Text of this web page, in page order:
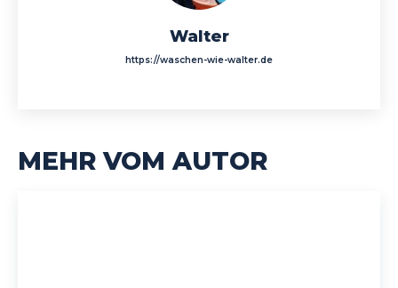
Walter
https://waschen-wie-walter.de
MEHR VOM AUTOR